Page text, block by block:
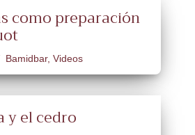
como preparación
Bamidbar, Videos
y el cedro